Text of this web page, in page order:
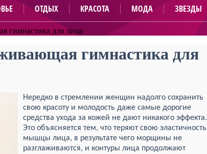
ОТДЫХ КРАСОТА МОДА ЗВЕЗДЫ
гимнастика для лица
гимнастика для
Нередко в стремлении женщин надолго сохранить
свою красоту и молодость даже самые дорогие
средства ухода за кожей не дают никакого эффекта.
Это объясняется тем, что теряют свою эластичность
мышцы лица, в результате чего морщины не
разглаживаются, и контуры лица продолжают